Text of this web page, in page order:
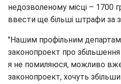
недозволеному місці – 1700
ввести ще більші штрафи за
"Нашим профільним
законопроект про
я не помиляюся, можливо
законопроект, хочуть